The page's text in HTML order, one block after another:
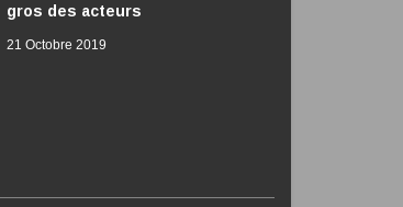
gros des acteurs
21 Octobre 2019